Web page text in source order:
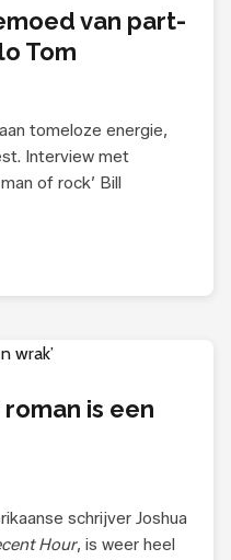
van part-
Tom
tomeloze energie,
Interview met
of rock’ Bill
roman is een
schrijver Joshua
Hour, is weer heel